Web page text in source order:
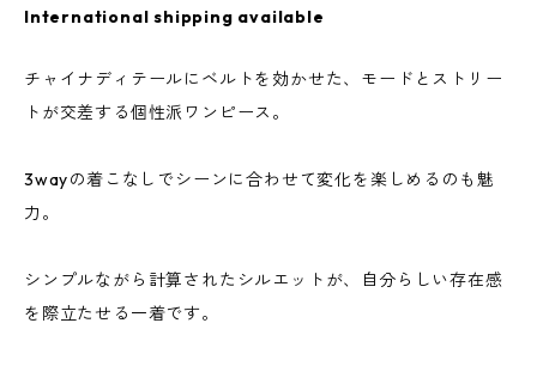
International shipping available
チャイナディテールにベルトを効かせた、モードとストリー
トが交差する個性派ワンピース。
3wayの着こなしでシーンに合わせて変化を楽しめるのも魅
力。
シンプルながら計算されたシルエットが、自分らしい存在感
を際立たせる一着です。